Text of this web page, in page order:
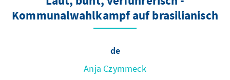
Kommunalwahlkampf auf brasilianisch
de
Anja Czymmeck